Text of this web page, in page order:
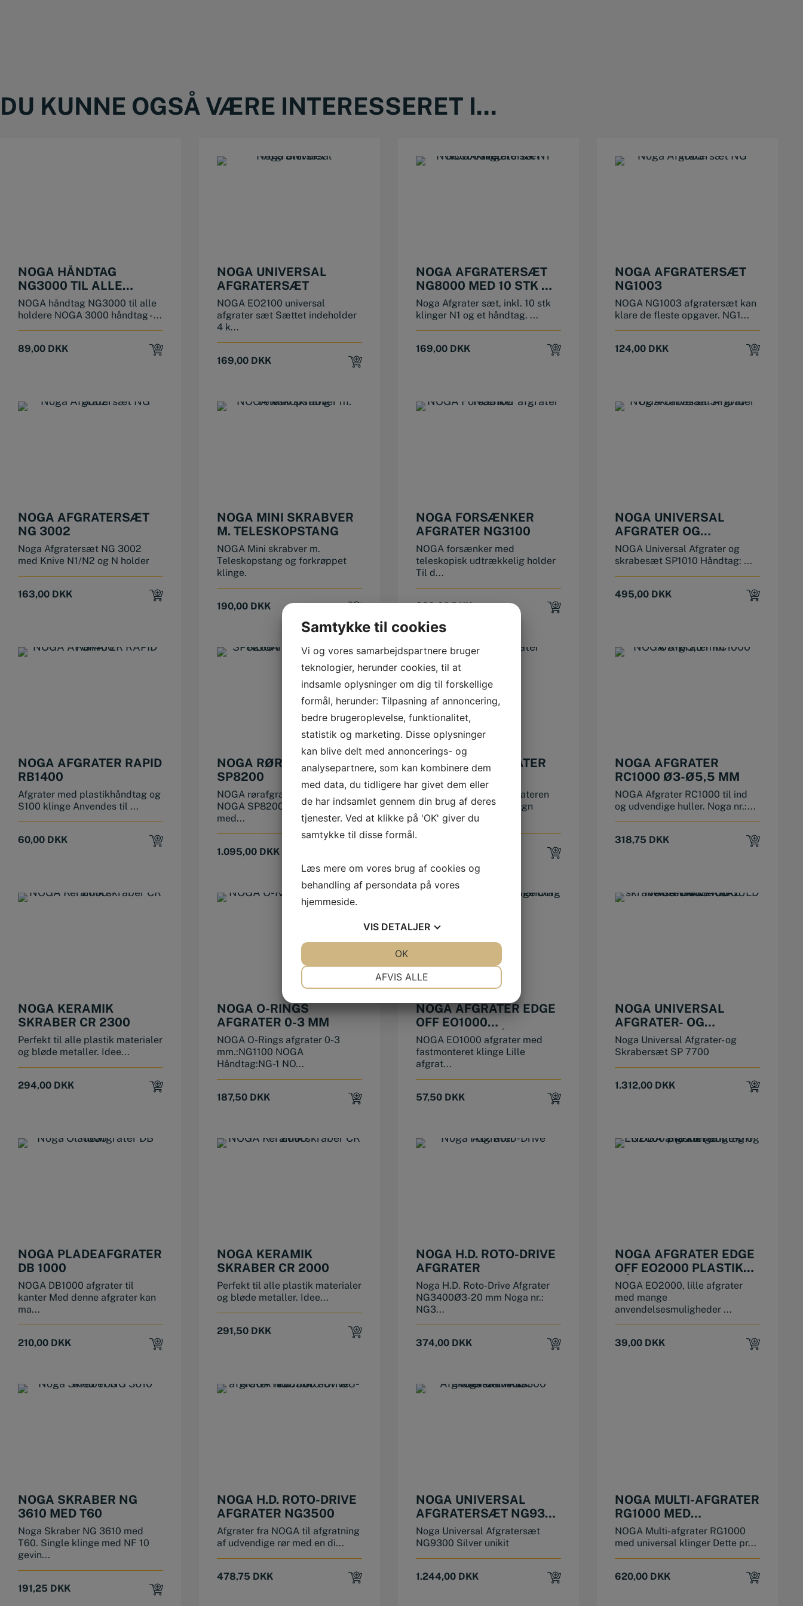
DU KUNNE OGSÅ VÆRE INTERESSERET I...
NOGA HÅNDTAG
NG3000 TIL ALLE
HOLDERE
NOGA håndtag NG3000 til alle
holdere NOGA 3000 håndtag - ...
89,00 DKK
NOGA UNIVERSAL
AFGRATERSÆT
NOGA EO2100 universal
afgrater sæt Sættet indeholder
4 k...
169,00 DKK
NOGA AFGRATERSÆT
NG8000 MED 10 STK N1
KLINGER
Noga Afgrater sæt, inkl. 10 stk
klinger N1 og et håndtag. ...
169,00 DKK
NOGA AFGRATERSÆT
NG1003
NOGA NG1003 afgratersæt kan
klare de fleste opgaver. NG1...
124,00 DKK
NOGA AFGRATERSÆT
NG 3002
Noga Afgratersæt NG 3002
med Knive N1/N2 og N holder
163,00 DKK
NOGA MINI SKRABVER
M. TELESKOPSTANG
NOGA Mini skrabver m.
Teleskopstang og forkrøppet
klinge.
190,00 DKK
NOGA FORSÆNKER
AFGRATER NG3100
NOGA forsænker med
teleskopisk udtrækkelig holder
Til d...
329,00DKK
NOGA UNIVERSAL
AFGRATER OG
SKRABESÆT SP1010
NOGA Universal Afgrater og
skrabesæt SP1010 Håndtag: ...
495,00 DKK
NOGA AFGRATER RAPID
RB1400
Afgrater med plastikhåndtag og
S100 klinge Anvendes til ...
60,00 DKK
NOGA RØRAFGRATER
SP8200
NOGA rørafgrater SP8200
NOGA SP8200 rørafgrater kan
med...
1.095,00 DKK
NOGA RØRAFGRATER
SP81005
NOGA SP81005 rørafgrateren
kan med sit smarte design
arbejd...
NOGA AFGRATER
RC1000 Ø3-Ø5,5 MM
NOGA Afgrater RC1000 til ind
og udvendige huller. Noga nr.:...
318,75 DKK
NOGA KERAMIK
SKRABER CR 2300
Perfekt til alle plastik materialer
og bløde metaller. Idee...
294,00 DKK
NOGA O-RINGS
AFGRATER 0-3 MM
NOGA O-Rings afgrater 0-3
mm.:NG1100 NOGA
Håndtag:NG-1 NO...
187,50 DKK
NOGA AFGRATER EDGE
OFF EO1000
ALUMINIUM HÅNDTAG +
S10 KLINGE
NOGA EO1000 afgrater med
fastmonteret klinge Lille
afgrat...
57,50 DKK
NOGA UNIVERSAL
AFGRATER- OG
SKRABERSÆT SP 7700
Noga Universal Afgrater- og
Skrabersæt SP 7700
1.312,00 DKK
NOGA PLADEAFGRATER
DB 1000
NOGA DB1000 afgrater til
kanter Med denne afgrater kan
ma...
210,00 DKK
NOGA KERAMIK
SKRABER CR 2000
Perfekt til alle plastik materialer
og bløde metaller. Idee...
291,50 DKK
NOGA H.D. ROTO-DRIVE
AFGRATER
Noga H.D. Roto-Drive Afgrater
NG3400Ø3-20 mm Noga nr.:
NG3...
374,00 DKK
NOGA AFGRATER EDGE
OFF EO2000 PLASTIK
HÅNDTAG OG S10
KLINGE
NOGA EO2000, lille afgrater
med mange
anvendelsesmuligheder ...
39,00 DKK
NOGA SKRABER NG
3610 MED T60
Noga Skraber NG 3610 med
T60. Single klinge med NF 10
gevin...
191,25 DKK
NOGA H.D. ROTO-DRIVE
AFGRATER NG3500
Afgrater fra NOGA til afgratning
af udvendige rør med en di...
478,75 DKK
NOGA UNIVERSAL
AFGRATERSÆT NG9300
SILVER UNIKIT
Noga Universal Afgratersæt
NG9300 Silver unikit
1.244,00 DKK
NOGA MULTI-AFGRATER
RG1000 MED
UNIVERSAL KLINGER
NOGA Multi-afgrater RG1000
med universal klinger Dette pr...
620,00 DKK
Samtykke til cookies
Vi og vores samarbejdspartnere bruger
teknologier, herunder cookies, til at
indsamle oplysninger om dig til forskellige
formål, herunder: Tilpasning af annoncering,
bedre brugeroplevelse, funktionalitet,
statistik og marketing. Disse oplysninger
kan blive delt med annoncerings- og
analysepartnere, som kan kombinere dem
med data, du tidligere har givet dem eller
de har indsamlet gennem din brug af deres
tjenester. Ved at klikke på 'OK' giver du
samtykke til disse formål.
Læs mere om vores brug af cookies og
behandling af persondata på vores
hjemmeside.
VIS DETALJER
STATISTIK
AFVIS ALLE
OK